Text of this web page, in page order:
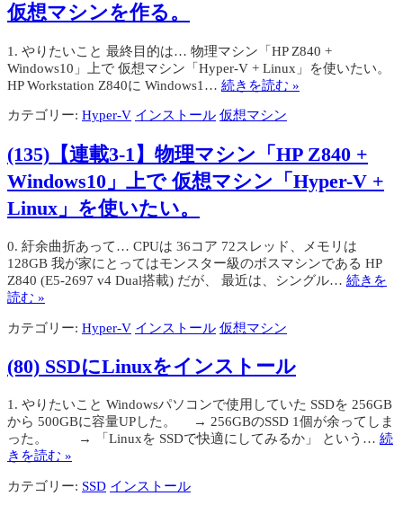
仮想マシンを作る。
1. やりたいこと 最終目的は… 物理マシン「HP Z840 +
Windows10」上で 仮想マシン「Hyper-V + Linux」を使いたい。
HP Workstation Z840に Windows1… 続きを読む »
カテゴリー: Hyper-V インストール 仮想マシン
(135)【連載3-1】物理マシン「HP Z840 +
Windows10」上で 仮想マシン「Hyper-V +
Linux」を使いたい。
0. 紆余曲折あって… CPUは 36コア 72スレッド、メモリは
128GB 我が家にとってはモンスター級のボスマシンである HP
Z840 (E5-2697 v4 Dual搭載) だが、 最近は、シングル… 続きを
読む »
カテゴリー: Hyper-V インストール 仮想マシン
(80) SSDにLinuxをインストール
1. やりたいこと Windowsパソコンで使用していた SSDを 256GB
から 500GBに容量UPした。 → 256GBのSSD 1個が余ってしま
った。 → 「Linuxを SSDで快適にしてみるか」 という… 続
きを読む »
カテゴリー: SSD インストール